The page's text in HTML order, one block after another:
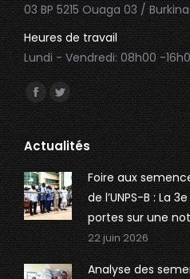
03 BP 5215 Ouaga 03 /
Heures de travail
Lundi - Vendredi: 08h00 -
Trouvez nous sur :
Facebook
page
opens
in
new
window
Twitter
page
opens
in
new
window
Actualités
Foire aux
de l’UNPS-B : La
portes sur une
22 juin 2026
Analyse des